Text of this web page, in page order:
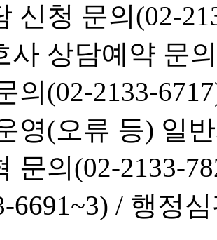
신청 문의(02-
사 상담예약 문
의(02-2133-
영(오류 등) 일
문의(02-2133-
6691~3) / 행정심